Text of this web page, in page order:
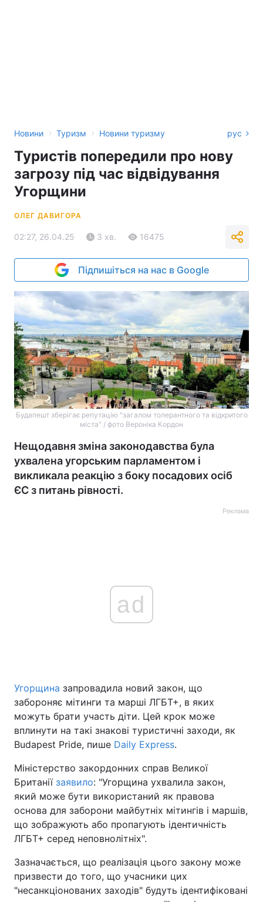
Новини › Туризм › Новини туризму рус
Туристів попередили про нову
загрозу під час відвідування
Угорщини
ОЛЕГ ДАВИГОРА
02:27, 26.04.25 3 хв. 16475
Підпишіться на нас в Google
Будапешт зберігає репутацію "загалом толерантного та відкритого
міста" / фото Вероніка Кордон
Нещодавня зміна законодавства була
ухвалена угорським парламентом і
викликала реакцію з боку посадових осіб
ЄС з питань рівності.
Реклама
ad
Угорщина запровадила новий закон, що
забороняє мітинги та марші ЛГБТ+, в яких
можуть брати участь діти. Цей крок може
вплинути на такі знакові туристичні заходи, як
Budapest Pride, пише Daily Express.
Міністерство закордонних справ Великої
Британії заявило: "Угорщина ухвалила закон,
який може бути використаний як правова
основа для заборони майбутніх мітингів і маршів,
що зображують або пропагують ідентичність
ЛГБТ+ серед неповнолітніх".
Зазначається, що реалізація цього закону може
призвести до того, що учасники цих
"несанкціонованих заходів" будуть ідентифіковані